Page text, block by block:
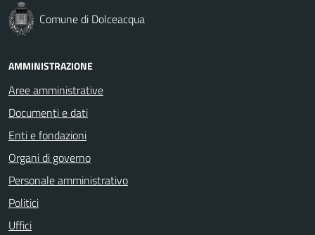
Comune di Dolceacqua
AMMINISTRAZIONE
Aree amministrative
Documenti e dati
Enti e fondazioni
Organi di governo
Personale amministrativo
Politici
Uffici